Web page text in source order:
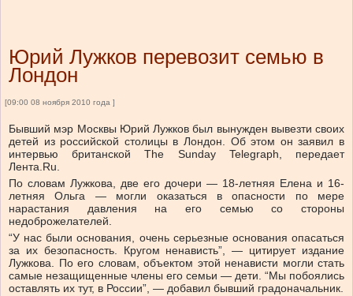
Юрий Лужков перевозит семью в
Лондон
[09:00 08 ноября 2010 года ]
Бывший мэр Москвы Юрий Лужков был вынужден вывезти своих
детей из российской столицы в Лондон. Об этом он заявил в
интервью британской The Sunday Telegraph, передает
Лента.Ru.
По словам Лужкова, две его дочери — 18-летняя Елена и 16-
летняя Ольга — могли оказаться в опасности по мере
нарастания давления на его семью со стороны
недоброжелателей.
“У нас были основания, очень серьезные основания опасаться
за их безопасность. Кругом ненависть”, — цитирует издание
Лужкова. По его словам, объектом этой ненависти могли стать
самые незащищенные члены его семьи — дети. “Мы побоялись
оставлять их тут, в России”, — добавил бывший градоначальник.